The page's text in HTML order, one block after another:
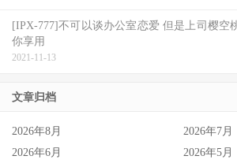
[IPX-777]不可以谈办公室恋爱 但是上司樱空
你享用
2021-11-13
文章归档
2026年8月
2026年7月
2026年6月
2026年5月